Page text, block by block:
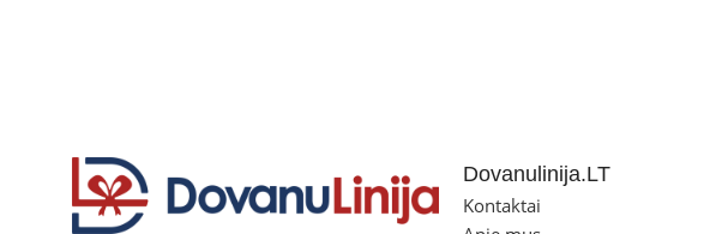
Dovanulinija.LT
Kontaktai